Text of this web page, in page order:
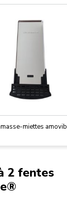
miettes
2 fentes